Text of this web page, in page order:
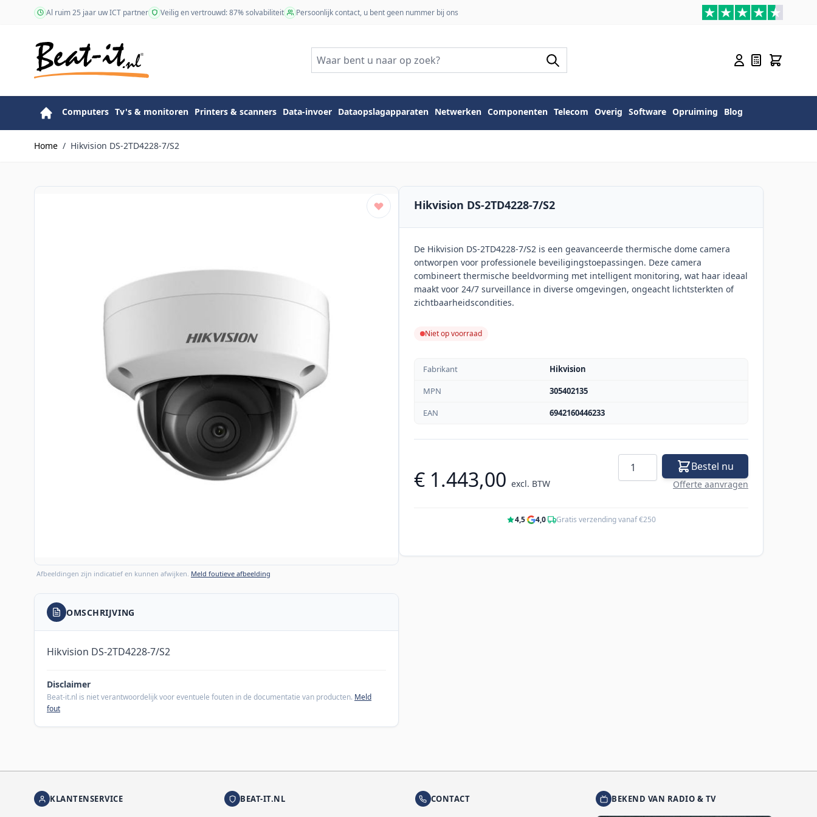
Ga naar de inhoudAl ruim 25 jaar uw ICT partner Veilig en vertrouwd: 87% solvabiliteit Persoonlijk contact, u bent geen nummer bij ons
Computers Tv's & monitoren Printers & scanners Data-invoer Dataopslagapparaten Netwerken Componenten Telecom Overig Software Opruiming Blog
Home / Hikvision DS-2TD4228-7/S2
Afbeeldingen zijn indicatief en kunnen afwijken. Meld foutieve afbeelding
Hikvision DS-2TD4228-7/S2
De Hikvision DS-2TD4228-7/S2 is een geavanceerde thermische dome camera
ontworpen voor professionele beveiligingstoepassingen. Deze camera
combineert thermische beeldvorming met intelligent monitoring, wat haar ideaal
maakt voor 24/7 surveillance in diverse omgevingen, ongeacht lichtsterkten of
zichtbaarheidscondities.
Niet op voorraad
Fabrikant
Hikvision
MPN
305402135
EAN
6942160446233
€ 1.443,00 excl. BTW
Aantal Bestel nu
Offerte aanvragen
4,5· 4,0· Gratis verzending vanaf €250
OMSCHRIJVING
Hikvision DS-2TD4228-7/S2
Disclaimer
Beat-it.nl is niet verantwoordelijk voor eventuele fouten in de documentatie van producten. Meld
fout
KLANTENSERVICE BEAT-IT.NL CONTACT BEKEND VAN RADIO & TV